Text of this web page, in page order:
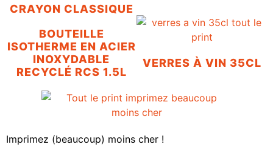
CRAYON CLASSIQUE
BOUTEILLE
ISOTHERME EN ACIER
INOXYDABLE
RECYCLÉ RCS 1.5L
VERRES À VIN 35CL
Imprimez (beaucoup) moins cher !